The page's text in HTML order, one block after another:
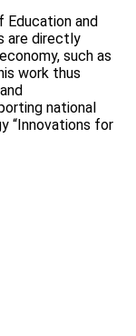
Education and
are directly
such as
work thus
national
“Innovations for